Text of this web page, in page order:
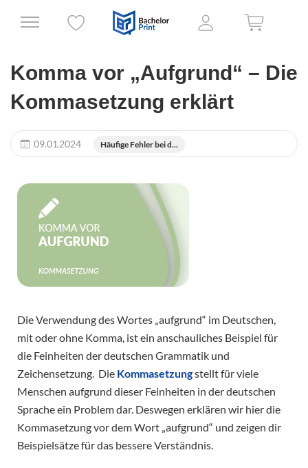
Komma vor „Aufgrund“ – Die
Kommasetzung erklärt
09.01.2024 Häufige Fehler bei d...
Die Verwendung des Wortes „aufgrund“ im Deutschen,
mit oder ohne Komma, ist ein anschauliches Beispiel für
die Feinheiten der deutschen Grammatik und
Zeichensetzung. Die Kommasetzungstellt für viele
Menschen aufgrund dieser Feinheiten in der deutschen
Sprache ein Problem dar. Deswegen erklären wir hier die
Kommasetzung vor dem Wort „aufgrund“ und zeigen dir
Beispielsätze für das bessere Verständnis.